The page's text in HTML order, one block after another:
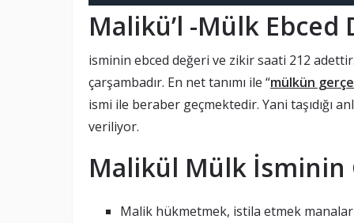
Malikü’l -Mülk Ebced
isminin ebced değeri ve zikir saati 212
çarşambadır. En net tanımı ile “mülkün
ismi ile beraber geçmektedir. Yani taşıdığı
veriliyor.
Malikül Mülk İsminin
Malik hükmetmek, istila etmek